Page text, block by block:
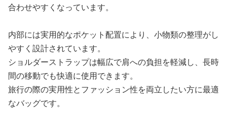
合わせやすくなっています。
内部には実用的なポケット配置により、小物類の整理がし
やすく設計されています。
ショルダーストラップは幅広で肩への負担を軽減し、長時
間の移動でも快適に使用できます。
旅行の際の実用性とファッション性を両立したい方に最適
なバッグです。